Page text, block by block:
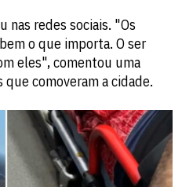
nas redes sociais. "Os
o que importa. O ser
eles", comentou uma
comoveram a cidade.